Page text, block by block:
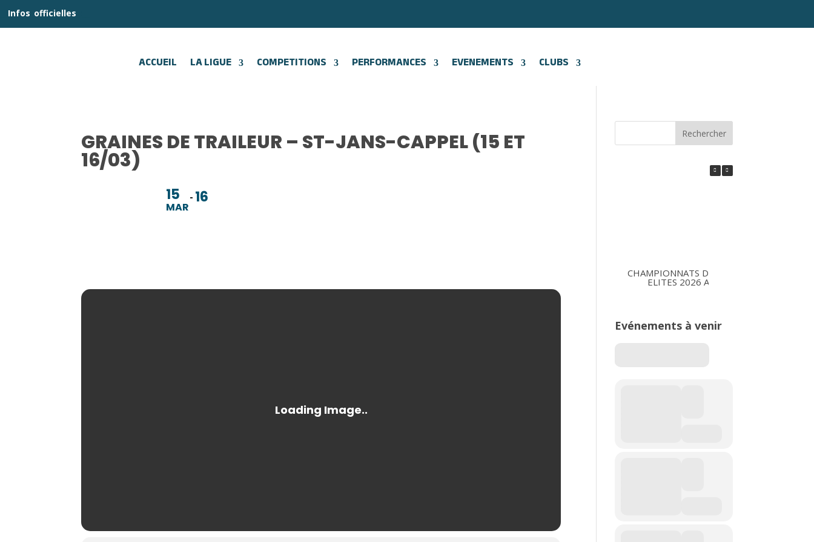
Infos officielles
ACCUEIL LA LIGUE COMPETITIONS PERFORMANCES EVENEMENTS CLUBS
GRAINES DE TRAILEUR – ST-JANS-CAPPEL (15 ET
16/03)
15
MAR
16
Rechercher
CHAMPIONNATS DE FRANCE
ELITES 2026 A ALBI
Evénements à venir